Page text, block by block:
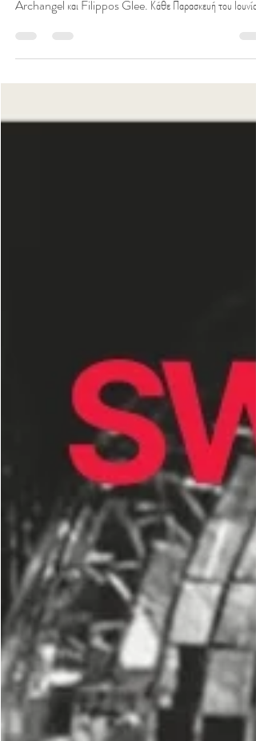
Οι Swingin’ Cats παρουσιάζουν τη νέα σειρά συνεργασιών
"The Swingin’ Cats & Friends", με Salvatore,
Archangel και Filippos Glee. Κάθε Παρασκευή του Ιουνίου,